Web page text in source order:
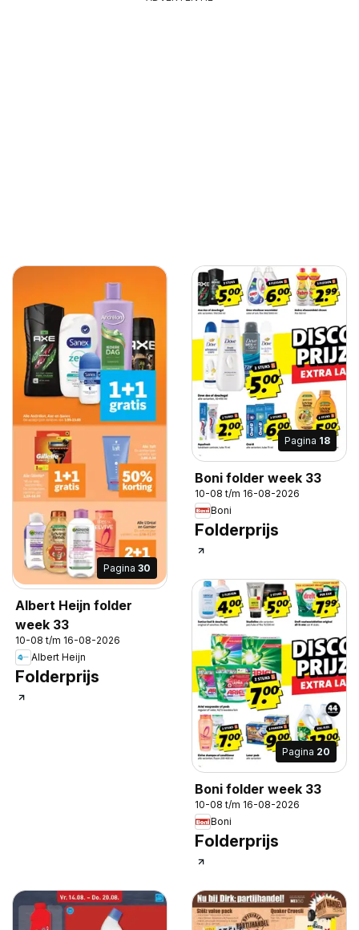
Pagina 30
Albert Heijn folder
week 33
10-08 t/m 16-08-2026
Albert Heijn
Folderprijs
Pagina 18
Boni folder week 33
10-08 t/m 16-08-2026
Boni
Folderprijs
Pagina 20
Boni folder week 33
10-08 t/m 16-08-2026
Boni
Folderprijs